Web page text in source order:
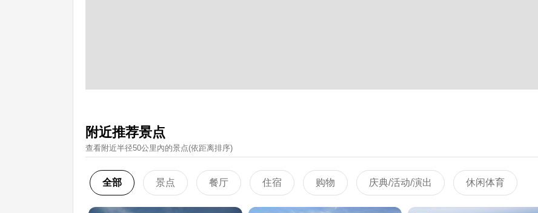
附近推荐景点
查看附近半径50公里內的景点(依距离排序)
全部 景点 餐厅 住宿 购物 庆典/活动/演出 休闲体育